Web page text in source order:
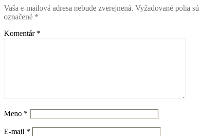
Vaša e-mailová adresa nebude zverejnená. Vyžadované polia sú
označené *
Komentár *
Meno *
E-mail *